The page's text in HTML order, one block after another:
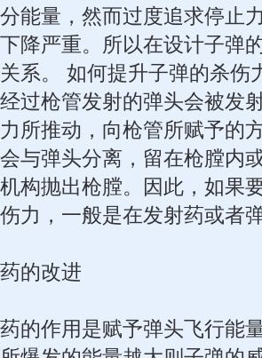
能量，然而过度追求停止
降严重。所以在设计子弹
系。 如何提升子弹的杀伤
过枪管发射的弹头会被发
所推动，向枪管所赋予的
与弹头分离，留在枪膛内
构抛出枪膛。因此，如果
力，一般是在发射药或者
的改进
的作用是赋予弹头飞行能